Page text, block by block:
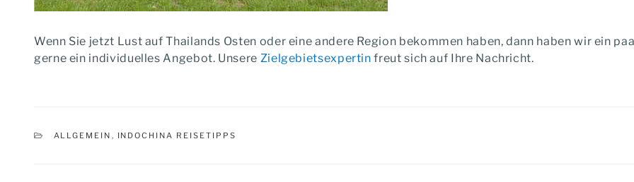
Wenn Sie jetzt Lust auf Thailands Osten oder eine andere Region bekommen haben, dann haben wir ein
gerne ein individuelles Angebot. Unsere Zielgebietsexpertinfreut sich auf Ihre Nachricht.
KATEGORIEN
ALLGEMEIN , INDOCHINA REISETIPPS